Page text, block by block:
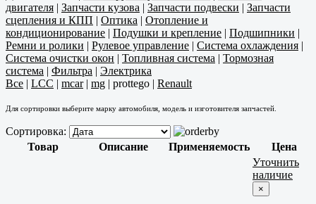
двигателя | Запчасти кузова | Запчасти подвески | Запчасти
сцепления и КПП | Оптика | Отопление и
кондиционирование | Подушки и крепление | Подшипники |
Ремни и ролики | Рулевое управление | Система охлаждения |
Система очистки окон | Топливная система | Тормозная
система | Фильтра | Электрика
Все | LCC | mcar| mg | prottego | Renault
Для сортировки выберите марку автомобиля, модель и изготовителя запчастей.
Сортировка:
Товар
Описание Применяемость Цена
Уточнить
наличие
×